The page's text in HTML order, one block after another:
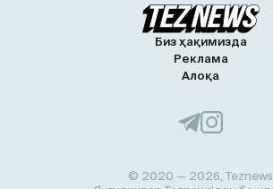
Биз ҳақимизда
Реклама
Алоқа
© 2020 — 2026, Teznews